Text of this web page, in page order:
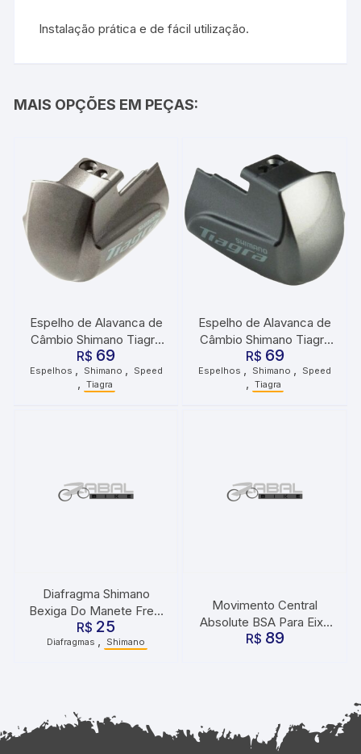
Instalação prática e de fácil utilização.
MAIS OPÇÕES EM PEÇAS:
Espelho de Alavanca de
Câmbio Shimano Tiagra
Esquerdo ST-4700 com
parafuso
R$ 69
Espelhos Shimano Speed
Tiagra
Espelho de Alavanca de
Câmbio Shimano Tiagra
Direito ST-4700
R$ 69
Espelhos Shimano Speed
Tiagra
Diafragma Shimano
Bexiga Do Manete Freio
Deore Altus Mt200 –
Preto
R$ 25
Diafragmas , Shimano
Movimento Central
Absolute BSA Para Eixo
24
R$ 89